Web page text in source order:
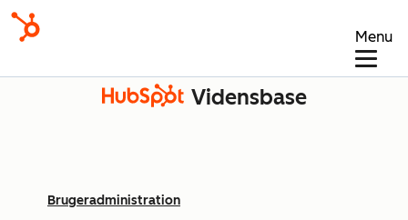
Menu
Vidensbase
Brugeradministration